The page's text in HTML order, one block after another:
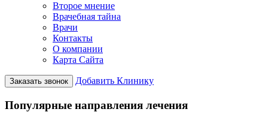
Второе мнение
Врачебная тайна
Врачи
Контакты
О компании
Карта Сайта
Заказать звонок Добавить Клинику
Популярные направления лечения